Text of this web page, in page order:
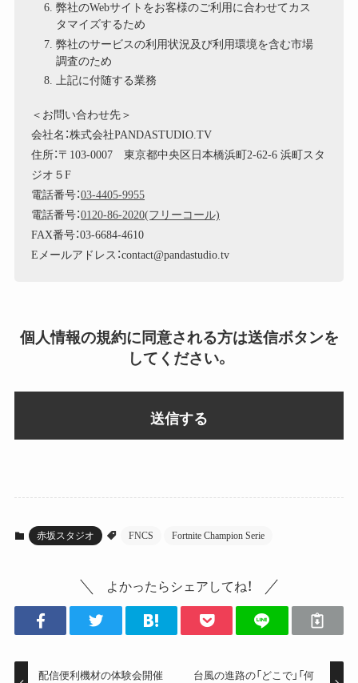
弊社のWebサイトをお客様のご利用に合わせてカス
タマイズするため
弊社のサービスの利用状況及び利用環境を含む市場
調査のため
上記に付随する業務
＜お問い合わせ先＞
会社名：株式会社PANDASTUDIO.TV
住所：〒103-0007 東京都中央区日本橋浜町2-62-6 浜町スタ
ジオ５F
電話番号：03-4405-9955
電話番号：0120-86-2020(フリーコール)
FAX番号：03-6684-4610
Eメールアドレス：contact@pandastudio.tv
個人情報の規約に同意される方は送信ボタンを
してください。
赤坂スタジオ FNCS Fortnite Champion Serie
よかったらシェアしてね！
配信便利機材の体験会開催
台風の進路の「どこで」「何